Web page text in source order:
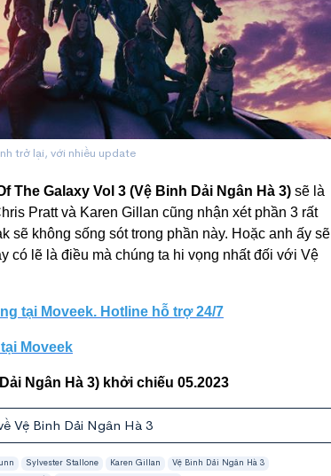
trở lại, với nhiều update
The Galaxy Vol 3 (Vệ Binh Dải Ngân Hà 3) sẽ là
Pratt và Karen Gillan cũng nhận xét phần 3 rất
sẽ không sống sót trong phần này. Hoặc anh ấy sẽ
có lẽ là điều mà chúng ta hi vọng nhất đối với Vệ
tại Moveek. Hotline hỗ trợ 24/7
Moveek
Ngân Hà 3) khởi chiếu 05.2023
Vệ Binh Dải Ngân Hà 3
Sylvester Stallone Karen Gillan
Vệ Binh Dải Ngân Hà 3